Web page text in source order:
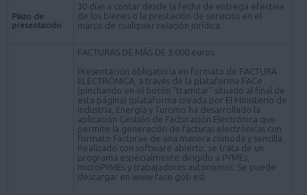
Plazo de
presentación
30 días a contar desde la fecha de entrega efectiva
de los bienes o la prestación de servicios en el
marco de cualquier relación jurídica.
FACTURAS DE MÁS DE 5.000 euros:
Presentación obligatoria en formato de FACTURA
ELECTRÓNICA, a través de la plataforma FACe
(pinchando en el botón "tramitar" situado al final de
esta página) (plataforma creada por El Ministerio de
Industria, Energía y Turismo ha desarrollado la
aplicación Gestión de Facturación Electrónica que
permite la generación de facturas electrónicas con
formato Facturae de una manera cómoda y sencilla.
Realizado con software abierto, se trata de un
programa especialmente dirigido a PYMEs,
microPYMEs y trabajadores autónomos. Se puede
descargar en www.face.gob.es)